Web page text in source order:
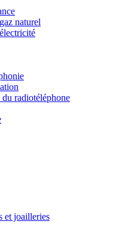
naturel
radiotéléphone
et joailleries